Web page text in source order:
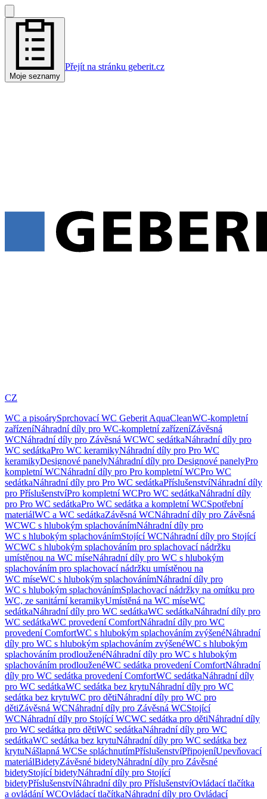
Moje seznamy
Přejít na stránku geberit.cz
CZ
WC a pisoárySprchovací WC Geberit AquaCleanWC-kompletní
zařízeníNáhradní díly pro WC-kompletní zařízeníZávěsná
WCNáhradní díly pro Závěsná WCWC sedátkaNáhradní díly pro
WC sedátkaPro WC keramikyNáhradní díly pro Pro WC
keramikyDesignové panelyNáhradní díly pro Designové panelyPro
kompletní WCNáhradní díly pro Pro kompletní WCPro WC
sedátkaNáhradní díly pro Pro WC sedátkaPříslušenstvíNáhradní díly
pro PříslušenstvíPro kompletní WCPro WC sedátkaNáhradní díly
pro Pro WC sedátkaPro WC sedátka a kompletní WCSpotřební
materiálWC a WC sedátkaZávěsná WCNáhradní díly pro Závěsná
WCWC s hlubokým splachovánímNáhradní díly pro
WC s hlubokým splachovánímStojící WCNáhradní díly pro Stojící
WCWC s hlubokým splachováním pro splachovací nádržku
umístěnou na WC míseNáhradní díly pro WC s hlubokým
splachováním pro splachovací nádržku umístěnou na
WC míseWC s hlubokým splachovánímNáhradní díly pro
WC s hlubokým splachovánímSplachovací nádržky na omítku pro
WC, ze sanitární keramikyUmístěná na WC míseWC
sedátkaNáhradní díly pro WC sedátkaWC sedátkaNáhradní díly pro
WC sedátkaWC provedení ComfortNáhradní díly pro WC
provedení ComfortWC s hlubokým splachováním zvýšenéNáhradní
díly pro WC s hlubokým splachováním zvýšenéWC s hlubokým
splachováním prodlouženéNáhradní díly pro WC s hlubokým
splachováním prodlouženéWC sedátka provedení ComfortNáhradní
díly pro WC sedátka provedení ComfortWC sedátkaNáhradní díly
pro WC sedátkaWC sedátka bez krytuNáhradní díly pro WC
sedátka bez krytuWC pro dětiNáhradní díly pro WC pro
dětiZávěsná WCNáhradní díly pro Závěsná WCStojící
WCNáhradní díly pro Stojící WCWC sedátka pro dětiNáhradní díly
pro WC sedátka pro dětiWC sedátkaNáhradní díly pro WC
sedátkaWC sedátka bez krytuNáhradní díly pro WC sedátka bez
krytuNášlapná WCSe spláchnutímPříslušenstvíPřipojeníUpevňovací
materiálBidetyZávěsné bidetyNáhradní díly pro Závěsné
bidetyStojící bidetyNáhradní díly pro Stojící
bidetyPříslušenstvíNáhradní díly pro PříslušenstvíOvládací tlačítka
a ovládání WCOvládací tlačítkaNáhradní díly pro Ovládací